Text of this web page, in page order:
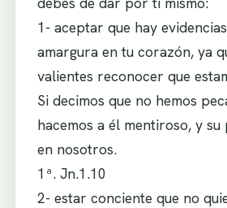
1- aceptar que hay
amargura en tu corazón, ya
valientes reconocer que
Si decimos que no hemos
hacemos a él mentiroso, y
en nosotros.
1ª. Jn.1.10
2- estar conciente que no